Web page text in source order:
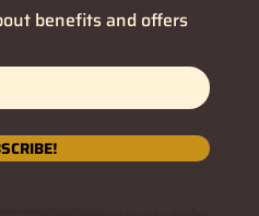
benefits and offers